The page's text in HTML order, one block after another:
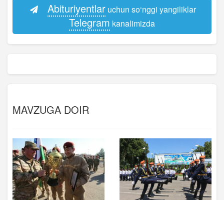
Abituriyentlaruchun so‘nggi yangiliklar
Telegram kanalimizda
MAVZUGA DOIR